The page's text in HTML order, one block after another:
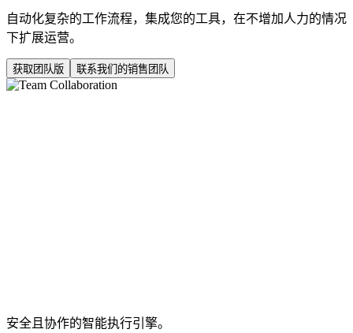
自动化复杂的工作流程，集成您的工具，在不增加人力的情况
下扩展运营。
获取团队版 联系我们的销售团队
安全且协作的智能执行引擎。